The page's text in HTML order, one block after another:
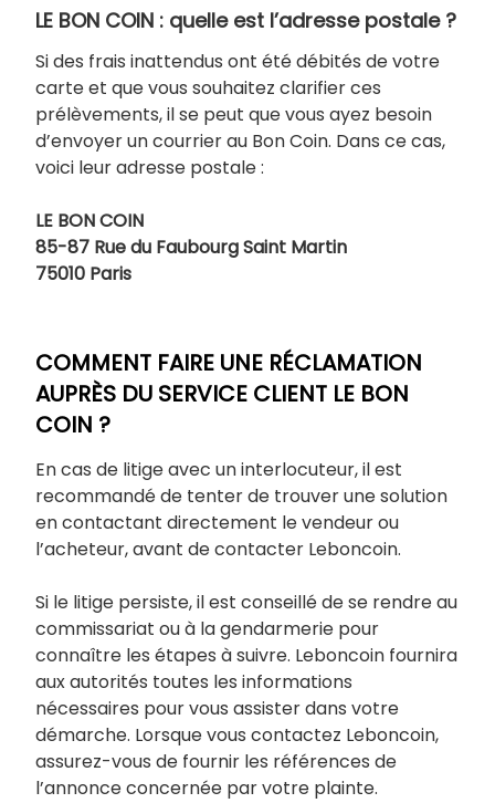
LE BON COIN : quelle est l’adresse postale ?
Si des frais inattendus ont été débités de votre
carte et que vous souhaitez clarifier ces
prélèvements, il se peut que vous ayez besoin
d’envoyer un courrier au Bon Coin. Dans ce cas,
voici leur adresse postale :
LE BON COIN
85-87 Rue du Faubourg Saint Martin
75010 Paris
COMMENT FAIRE UNE RÉCLAMATION
AUPRÈS DU SERVICE CLIENT LE BON
COIN ?
En cas de litige avec un interlocuteur, il est
recommandé de tenter de trouver une solution
en contactant directement le vendeur ou
l’acheteur, avant de contacter Leboncoin.
Si le litige persiste, il est conseillé de se rendre au
commissariat ou à la gendarmerie pour
connaître les étapes à suivre. Leboncoin fournira
aux autorités toutes les informations
nécessaires pour vous assister dans votre
démarche. Lorsque vous contactez Leboncoin,
assurez-vous de fournir les références de
l’annonce concernée par votre plainte.